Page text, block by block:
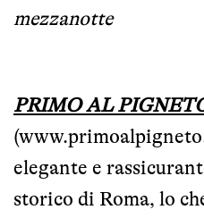
mezzanotte
PRIMO AL
(
elegante e
storico di Roma, lo